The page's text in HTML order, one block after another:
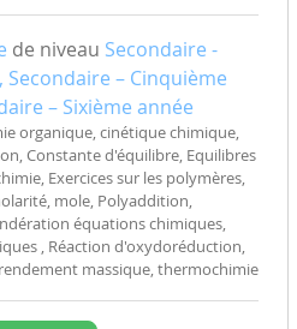
de niveau Secondaire -
– Cinquième
– Sixième année
organique, cinétique chimique,
Constante d'équilibre, Equilibres
Exercices sur les polymères,
mole, Polyaddition,
équations chimiques,
, Réaction d'oxydoréduction,
massique, thermochimie